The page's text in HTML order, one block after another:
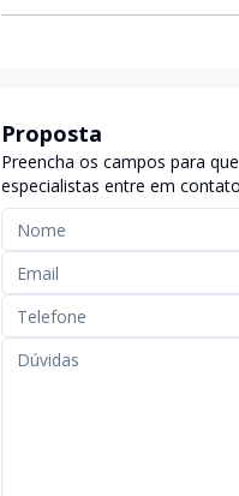
Proposta
Preencha os campos para
especialistas entre em contato